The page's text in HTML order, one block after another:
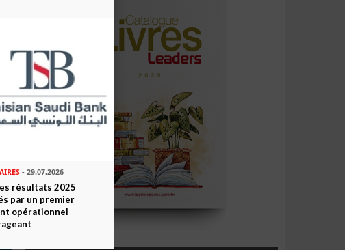
- 29.07.2026
résultats 2025
par un premier
opérationnel